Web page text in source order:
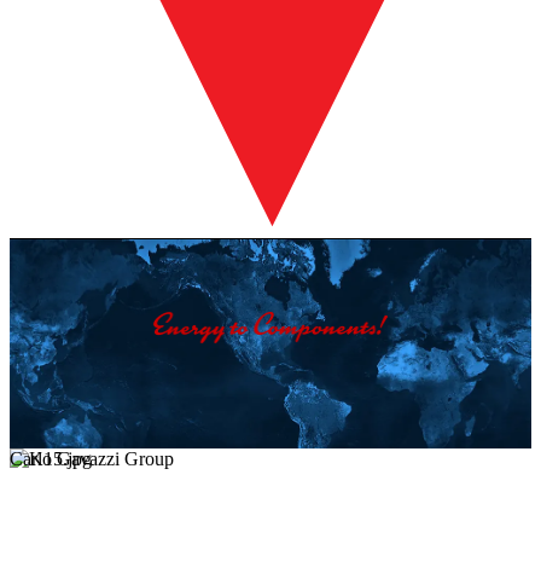
Carlo Gavazzi Group